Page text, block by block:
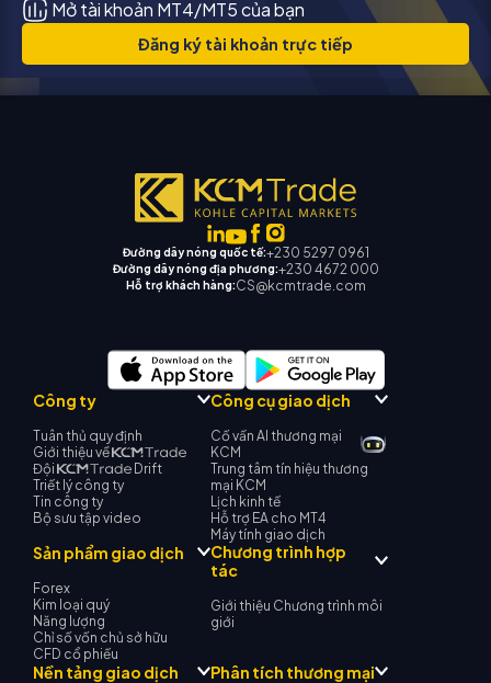
Mở tài khoản MT4/MT5 của bạn
Đăng ký tài khoản trực tiếp
Đường dây nóng quốc tế:+230 5297 0961
Đường dây nóng địa phương:+230 4672 000
Hỗ trợ khách hàng:CS@kcmtrade.com
Công ty
Tuân thủ quy định
Giới thiệu về
Đội
Drift
Triết lý công ty
Tin công ty
Bộ sưu tập video
Công cụ giao dịch
Cố vấn AI thương mại
KCM
Trung tâm tín hiệu thương
mại KCM
Lịch kinh tế
Hỗ trợ EA cho MT4
Máy tính giao dịch
Sản phẩm giao dịch
Forex
Kim loại quý
Năng lượng
Chỉ số vốn chủ sở hữu
CFD cổ phiếu
Chương trình hợp
tác
Giới thiệu Chương trình môi
giới
Nền tảng giao dịch Phân tích thương mại